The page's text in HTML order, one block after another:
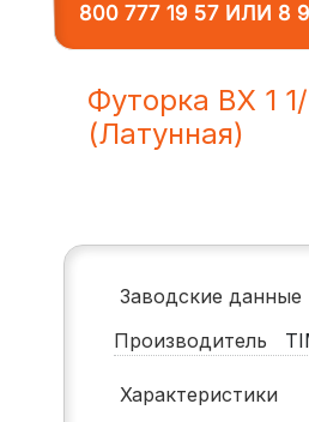
800 777 19 57ИЛИ 8
Футорка BX 1
(Латунная)
Заводские данные
Производитель
Характеристики